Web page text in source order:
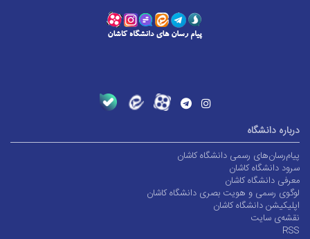
درباره دانشگاه
پیام‌رسان‌های رسمی دانشگاه کاشان
سرود دانشگاه کاشان
معرفی دانشگاه کاشان
لوگوی رسمی و هویت بصری دانشگاه کاشان
اپلیکیشن دانشگاه کاشان
نقشه‌ی سایت
RSS